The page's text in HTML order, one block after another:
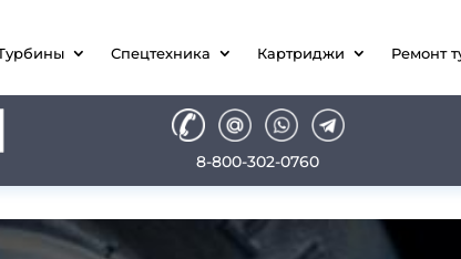
Спецтехника Картриджи Ремонт
8-800-302-0760